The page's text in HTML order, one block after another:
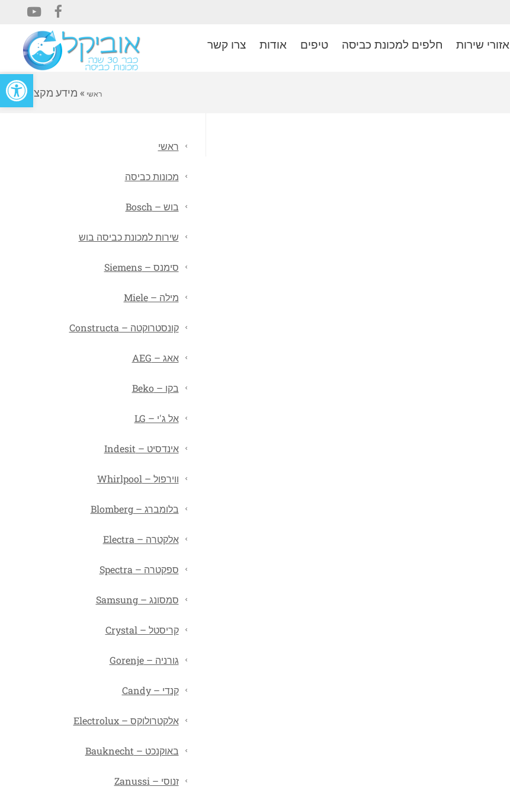
פתח
אזורי שירות חלפים למכונת כביסה טיפים אודות צרו קשר
ראשי » מידע מקצועי
ראשי
מכונות כביסה
בוש – Bosch
שירות למכונת כביסה בוש
סימנס – Siemens
מילה – Miele
קונסטרוקטה – Constructa
אאג – AEG
בקו – Beko
אל ג'י – LG
אינדסיט – Indesit
ווירפול – Whirlpool
בלומברג – Blomberg
אלקטרה – Electra
ספקטרה – Spectra
סמסונג – Samsung
קריסטל – Crystal
גורניה – Gorenje
קנדי – Candy
אלקטרולוקס – Electrolux
באוקנכט – Bauknecht
זנוסי – Zanussi